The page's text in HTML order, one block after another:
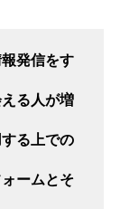
発信をす
る人が増
る上での
ームとそ